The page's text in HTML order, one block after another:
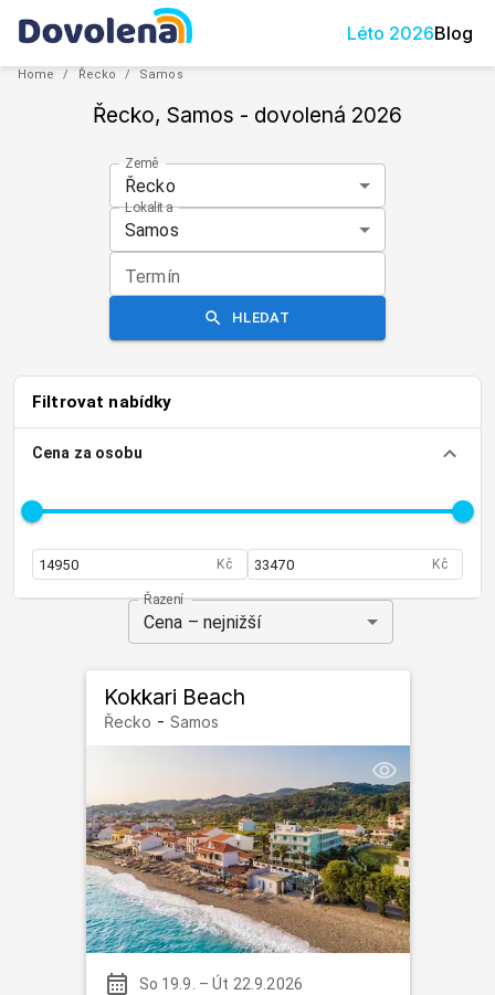
Léto 2026Blog
Home / Řecko / Samos
Řecko, Samos - dovolená 2026
Země
Řecko
Lokalita
Samos
Termín
HLEDAT
Filtrovat nabídky
Cena za osobu
Kč Kč
Řazení
Cena – nejnižší
Kokkari Beach
Řecko - Samos
So 19.9. –Út 22.9.2026